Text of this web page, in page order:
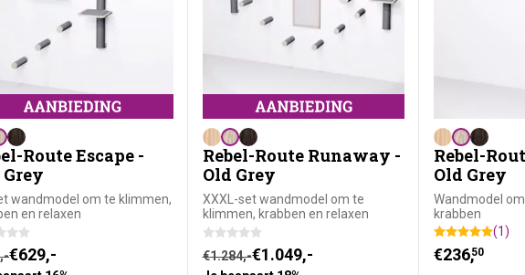
Route Escape -
Grey
wandmodel om te klimmen,
en relaxen
prijs was: €752,-.
€629,-
prijs is: €629,-.
Rebel-Route Runaway -
Old Grey
XXXL-set wandmodel om te
klimmen, krabben en relaxen
€1.284,-
Oorspronkelijke prijs was: €1.284,-.
€1.049,-
Huidige prijs is: €1.049,-.
Rebel-
Old Grey
Wandmodel
krabben
(1)
€236,50